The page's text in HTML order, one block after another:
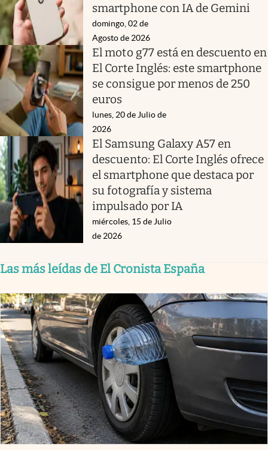
smartphone con IA de Gemini
domingo, 02 de
Agosto de 2026
El moto g77 está en descuento en
El Corte Inglés: este smartphone
se consigue por menos de 250
euros
lunes, 20 de Julio de
2026
El Samsung Galaxy A57 en
descuento: El Corte Inglés ofrece
el smartphone que destaca por
su fotografía y sistema
impulsado por IA
miércoles, 15 de Julio
de 2026
Las más leídas de El Cronista España